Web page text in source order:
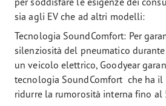
sia agli EV che ad altri modelli:
Tecnologia SoundComfort: Per
silenziosità del pneumatico
un veicolo elettrico, Goodyear
tecnologia SoundComfort che ha
ridurre la rumorosità interna fino al